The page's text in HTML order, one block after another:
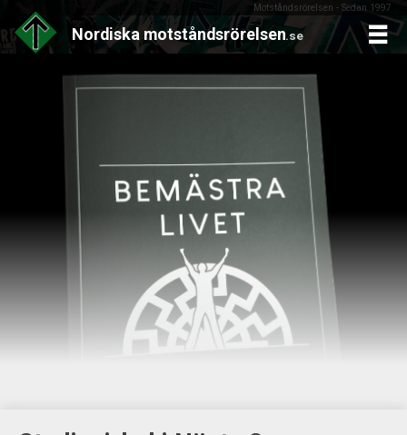
Motståndsrörelsen - Sedan 1997
Nordiska motståndsrörelsen.se
to